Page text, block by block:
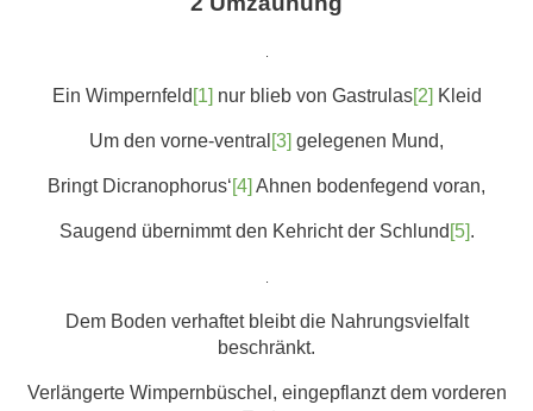
Ein Wimpernfeld [1] nur blieb von Gastrulas[2] Kleid
Um den vorne-ventral [3] gelegenen Mund,
Bringt Dicranophorus‘[4] Ahnen bodenfegend voran,
Saugend übernimmt den Kehricht der Schlund [5].
Dem Boden verhaftet bleibt die Nahrungsvielfalt
beschränkt.
Verlängerte Wimpernbüschel, eingepflanzt dem vorderen